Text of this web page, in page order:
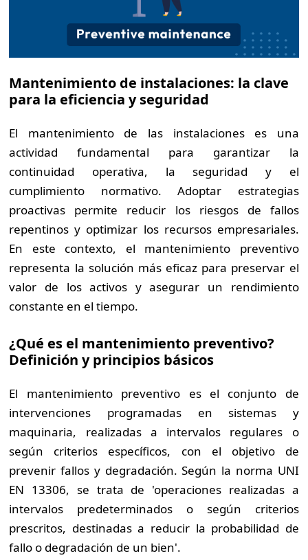
Mantenimiento de instalaciones: la clave
para la eficiencia y seguridad
El mantenimiento de las instalaciones es una
actividad fundamental para garantizar la
continuidad operativa, la seguridad y el
cumplimiento normativo. Adoptar estrategias
proactivas permite reducir los riesgos de fallos
repentinos y optimizar los recursos empresariales.
En este contexto, el mantenimiento preventivo
representa la solución más eficaz para preservar el
valor de los activos y asegurar un rendimiento
constante en el tiempo.
¿Qué es el mantenimiento preventivo?
Definición y principios básicos
El mantenimiento preventivo es el conjunto de
intervenciones programadas en sistemas y
maquinaria, realizadas a intervalos regulares o
según criterios específicos, con el objetivo de
prevenir fallos y degradación. Según la norma UNI
EN 13306, se trata de 'operaciones realizadas a
intervalos predeterminados o según criterios
prescritos, destinadas a reducir la probabilidad de
fallo o degradación de un bien'.